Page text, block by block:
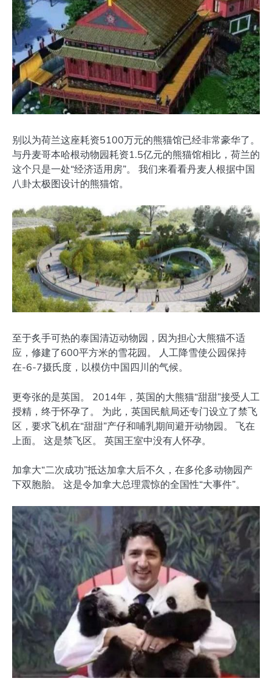
别以为荷兰这座耗资5100万元的熊猫馆已经非常豪华了。
与丹麦哥本哈根动物园耗资1.5亿元的熊猫馆相比，荷兰的
这个只是一处“经济适用房”。 我们来看看丹麦人根据中国
八卦太极图设计的熊猫馆。
至于炙手可热的泰国清迈动物园，因为担心大熊猫不适
应，修建了600平方米的雪花园。 人工降雪使公园保持
在-6-7摄氏度，以模仿中国四川的气候。
更夸张的是英国。 2014年，英国的大熊猫“甜甜”接受人工
授精，终于怀孕了。 为此，英国民航局还专门设立了禁飞
区，要求飞机在“甜甜”产仔和哺乳期间避开动物园。 飞在
上面。 这是禁飞区。 英国王室中没有人怀孕。
加拿大“二次成功”抵达加拿大后不久，在多伦多动物园产
下双胞胎。 这是令加拿大总理震惊的全国性“大事件”。